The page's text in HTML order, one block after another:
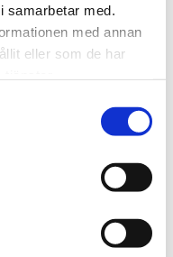
samarbetar med.
med annan
eller som de har